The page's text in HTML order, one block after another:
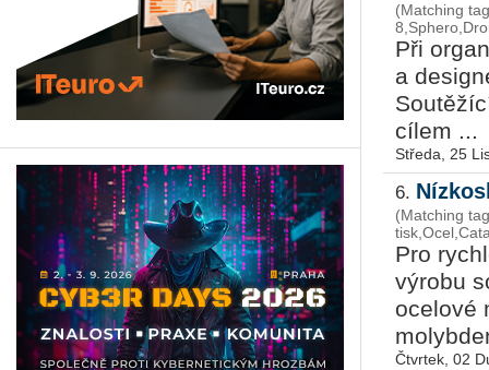
(Matching
Při
a
cílem ...
Středa, 25
6.
(Matching
Pro
výrobu
ocelové
Čtvrtek, 02